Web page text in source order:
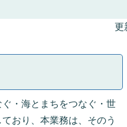
更
・海とまちをつなぐ・世
おり、本業務は、そのう